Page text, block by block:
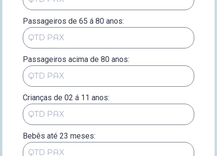
Passageiros de 65 á 80 anos:
Passageiros acima de 80 anos:
Crianças de 02 á 11 anos:
Bebês até 23 meses: